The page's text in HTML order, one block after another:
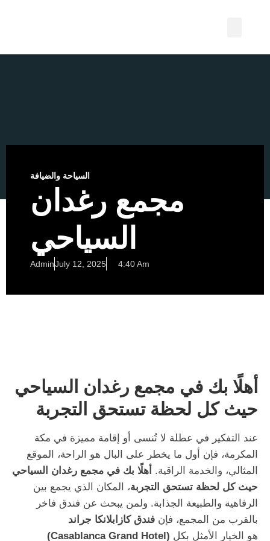
السياحة والضيافة
مجمع رغدان
السياحي
AdminJuly 12, 2025 4:40 Am
أهلًا بك في مجمع رغدان السياحي
حيث كل لحظة تستحق التجربة
عند التفكير في عطلة لا تُنسى أو إقامة مميزة في مكة
المكرمة، فإن أول ما يخطر على البال هو الراحة، الموقع
المثالي، والخدمة الراقية. أهلًا بك في مجمع رغدان السياحي
حيث كل لحظة تستحق التجربة، المكان الذي يجمع بين
الرفاهية والطبيعة الجذابة. ولمن يبحث عن فندق فاخر
بالقرب من المجمع، فإن فندق كازابلانكا جراند
(Casablanca Grand Hotel)